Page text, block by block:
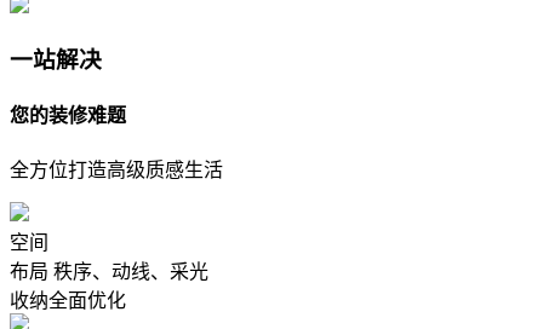
一站解决
您的装修难题
全方位打造高级质感生活
空间
布局 秩序、动线、采光
收纳全面优化